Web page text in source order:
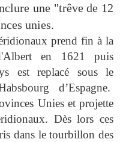
une "trêve de 12
unies.
prend fin à la
en 1621 puis
est replacé sous le
d’Espagne.
Unies et projette
Dès lors ces
dans le tourbillon des